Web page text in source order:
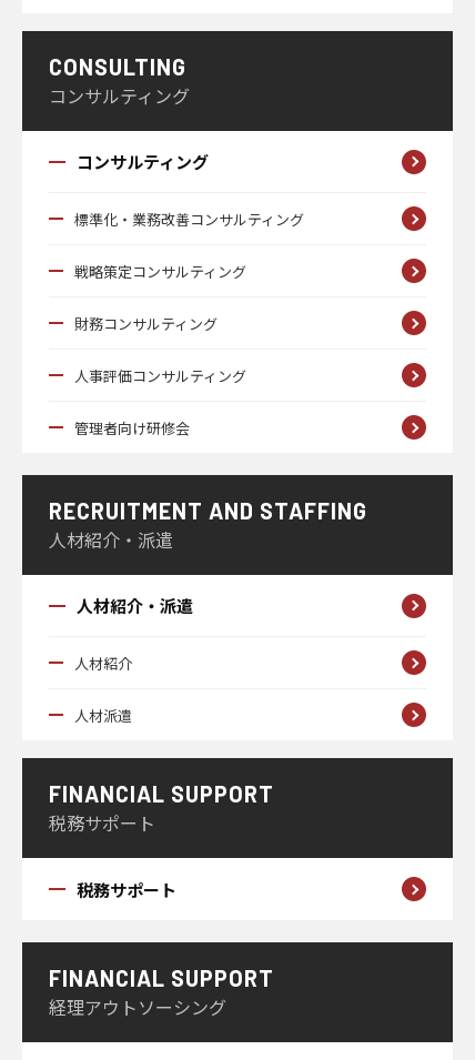
CONSULTING
コンサルティング
コンサルティング
標準化・業務改善コンサルティング
戦略策定コンサルティング
財務コンサルティング
人事評価コンサルティング
管理者向け研修会
RECRUITMENT AND STAFFING
人材紹介・派遣
人材紹介・派遣
人材紹介
人材派遣
FINANCIAL SUPPORT
税務サポート
税務サポート
FINANCIAL SUPPORT
経理アウトソーシング